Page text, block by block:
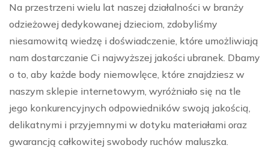
Na przestrzeni wielu lat naszej działalności w branży
odzieżowej dedykowanej dzieciom, zdobyliśmy
niesamowitą wiedzę i doświadczenie, które umożliwiają
nam dostarczanie Ci najwyższej jakości ubranek. Dbamy
o to, aby każde body niemowlęce, które znajdziesz w
naszym sklepie internetowym, wyróżniało się na tle
jego konkurencyjnych odpowiedników swoją jakością,
delikatnymi i przyjemnymi w dotyku materiałami oraz
gwarancją całkowitej swobody ruchów maluszka.